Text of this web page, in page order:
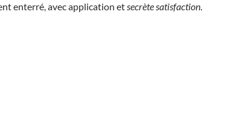
enterré, avec application etsecrète satisfaction.